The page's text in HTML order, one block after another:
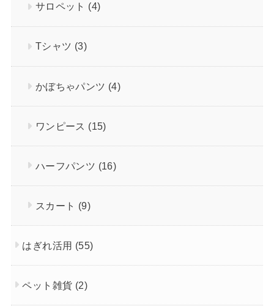
サロペット (4)
Tシャツ (3)
かぼちゃパンツ (4)
ワンピース (15)
ハーフパンツ (16)
スカート (9)
はぎれ活用 (55)
ペット雑貨 (2)